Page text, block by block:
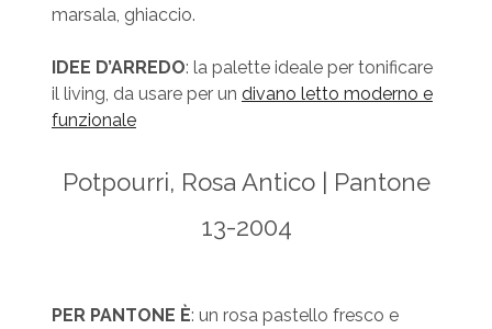
marsala, ghiaccio.
IDEE D’ARREDO: la palette ideale per tonificare
il living, da usare per un divano letto moderno e
funzionale
Potpourri, Rosa Antico | Pantone
13-2004
PER PANTONE È: un rosa pastello fresco e